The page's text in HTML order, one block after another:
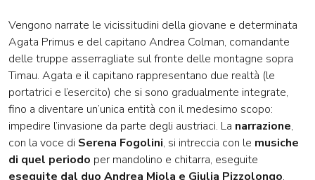
Vengono narrate le vicissitudini della giovane e determinata
Agata Primus e del capitano Andrea Colman, comandante
delle truppe asserragliate sul fronte delle montagne sopra
Timau. Agata e il capitano rappresentano due realtà (le
portatrici e l’esercito) che si sono gradualmente integrate,
fino a diventare un’unica entità con il medesimo scopo:
impedire l’invasione da parte degli austriaci. La narrazione,
con la voce di Serena Fogolini, si intreccia con le musiche
di quel periodo per mandolino e chitarra, eseguite
eseguite dal duo Andrea Miola e Giulia Pizzolongo.